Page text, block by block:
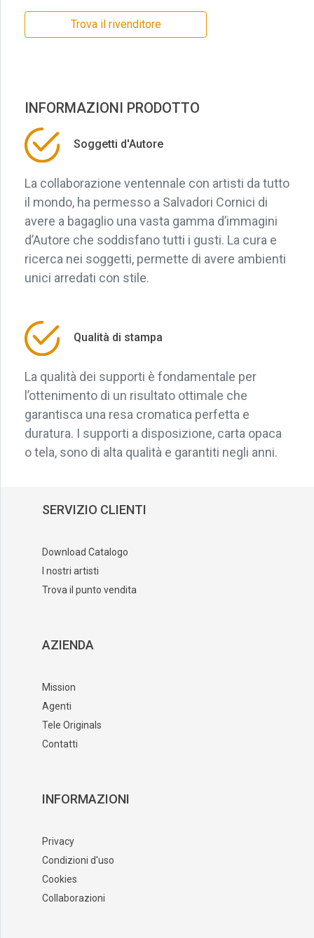
Trova il rivenditore
INFORMAZIONI PRODOTTO
Soggetti d'Autore
La collaborazione ventennale con artisti da tutto
il mondo, ha permesso a Salvadori Cornici di
avere a bagaglio una vasta gamma d’immagini
d’Autore che soddisfano tutti i gusti. La cura e
ricerca nei soggetti, permette di avere ambienti
unici arredati con stile.
Qualità di stampa
La qualità dei supporti è fondamentale per
l’ottenimento di un risultato ottimale che
garantisca una resa cromatica perfetta e
duratura. I supporti a disposizione, carta opaca
o tela, sono di alta qualità e garantiti negli anni.
SERVIZIO CLIENTI
Download Catalogo
I nostri artisti
Trova il punto vendita
AZIENDA
Mission
Agenti
Tele Originals
Contatti
INFORMAZIONI
Privacy
Condizioni d'uso
Cookies
Collaborazioni